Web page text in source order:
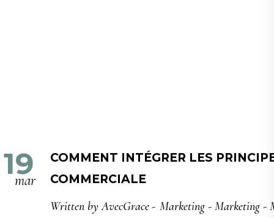
19
mar
COMMENT INTÉGRER LES
COMMERCIALE
Written byAvecGrace Marketing - Marketing -